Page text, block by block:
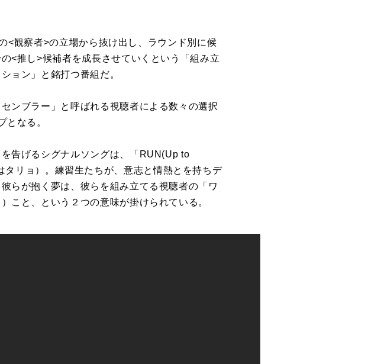
<観察者>の立場から抜け出し、ラウンド別に候
<推し>候補者を成長させていくという「組み立
ョン」と銘打つ番組だ。
ンブラー」と呼ばれる視聴者による数々の選択
となる。
告げるシグナルソングは、「RUN(Up to
リョ）。練習生たちが、意志と情熱とを持ちデ
らが抱く夢は、彼らを組み立てる視聴者の「ワ
こと、という２つの意味が掛けられている。